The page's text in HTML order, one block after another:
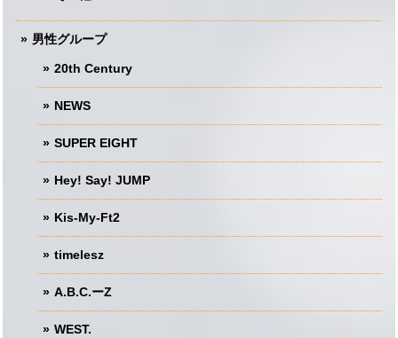
男性グループ
20th Century
NEWS
SUPER EIGHT
Hey! Say! JUMP
Kis-My-Ft2
timelesz
A.B.C.ーZ
WEST.